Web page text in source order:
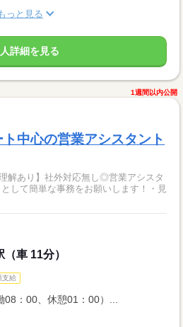
っと見る
詳細を見る
1週間以内公開
ト中心の営業アシスタント
解あり】社外対応無し◎営業アシスタ
して簡単な事務をお願いします！・見
車 11分）
支給
：00、休憩01：00）...